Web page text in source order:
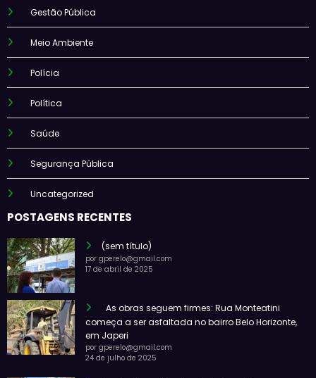
Gestão Pública
Meio Ambiente
Polícia
Política
Saúde
Segurança Pública
Uncategorized
POSTAGENS RECENTES
(sem título)
por gperelo@gmail.com
17 de abril de 2025
As obras seguem firmes: Rua Monteatini
começa a ser asfaltada no bairro Belo Horizonte,
em Japeri
por gperelo@gmail.com
24 de julho de 2025